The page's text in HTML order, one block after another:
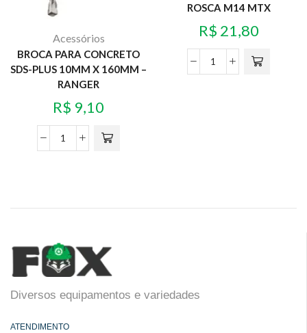
Acessórios
BROCA PARA CONCRETO
SDS-PLUS 10MM X 160MM –
RANGER
R$ 9,10
ROSCA M14 MTX
R$ 21,80
Diversos equipamentos e variedades
ATENDIMENTO